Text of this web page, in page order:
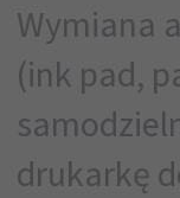
Wymiana
(ink pad,
drukarkę